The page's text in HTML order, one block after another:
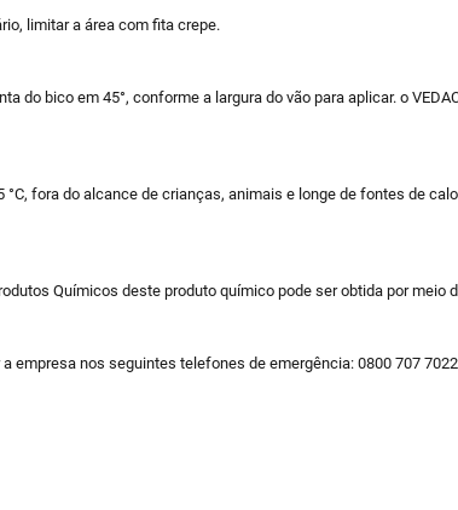
limitar a área com fita crepe.
bico em 45°, conforme a largura do vão para aplicar. o
fora do alcance de crianças, animais e longe de fontes de
Químicos deste produto químico pode ser obtida por meio
nos seguintes telefones de emergência: 0800 707